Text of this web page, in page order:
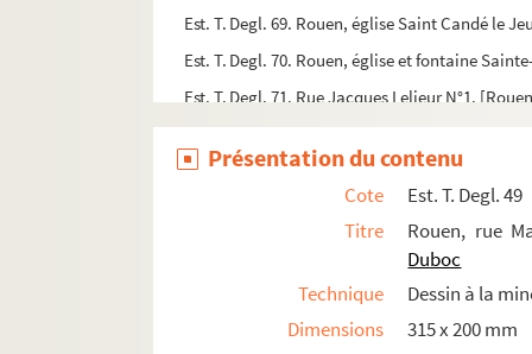
Est. T. Degl. 69. Rouen, église Saint Candé le
Est. T. Degl. 70. Rouen, église et fontaine
Est. T. Degl. 71. Rue Jacques Lelieur N°1.
Est. T. Degl. 72. Rouen, église Saint-Laurent /
Est. T. Degl. 73. Rue St Eustache. Rouen. 1870
Est. T. Degl. 74. [Rouen, rue Saint-Eustache
Est. T. Degl. 75. Rouen, Place de la Pucelle.
Est. T. Degl. 76. Rouen, rue Saint-Hilaire, 1864
Est. T. Degl. 77. [Rouen, ancienne église
Présentation du contenu
Cote
Est. T. Degl. 49
Titre
Rouen, rue
Duboc
Technique
Dessin à la
Dimensions
315 x 200 mm